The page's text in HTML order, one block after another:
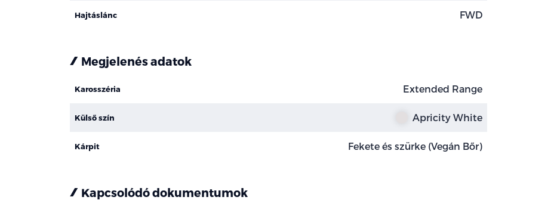
Hajtáslánc FWD
Megjelenés adatok
Karosszéria Extended Range
Külső szín Apricity White
Kárpit Fekete és szürke (Vegán Bőr)
Kapcsolódó dokumentumok